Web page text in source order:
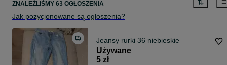
ZNALEŹLIŚMY 63 OGŁOSZENIA
Jak pozycjonowane są ogłoszenia?
Jeansy rurki 36 niebieskie
Używane
5 zł